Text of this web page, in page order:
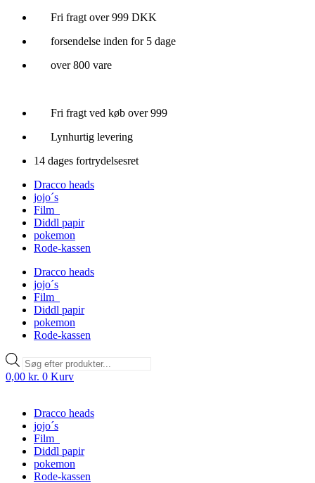
Videre
indhold
Fri fragt over 999 DKK
forsendelse inden for 5 dage
over 800 vare
Fri fragt ved køb over 999
Lynhurtig levering
14 dages fortrydelsesret
Dracco heads
jojo´s
Film
Diddl papir
pokemon
Rode-kassen
Dracco heads
jojo´s
Film
Diddl papir
pokemon
Rode-kassen
Products
search
0,00 kr. 0 Kurv
Dracco heads
jojo´s
Film
Diddl papir
pokemon
Rode-kassen